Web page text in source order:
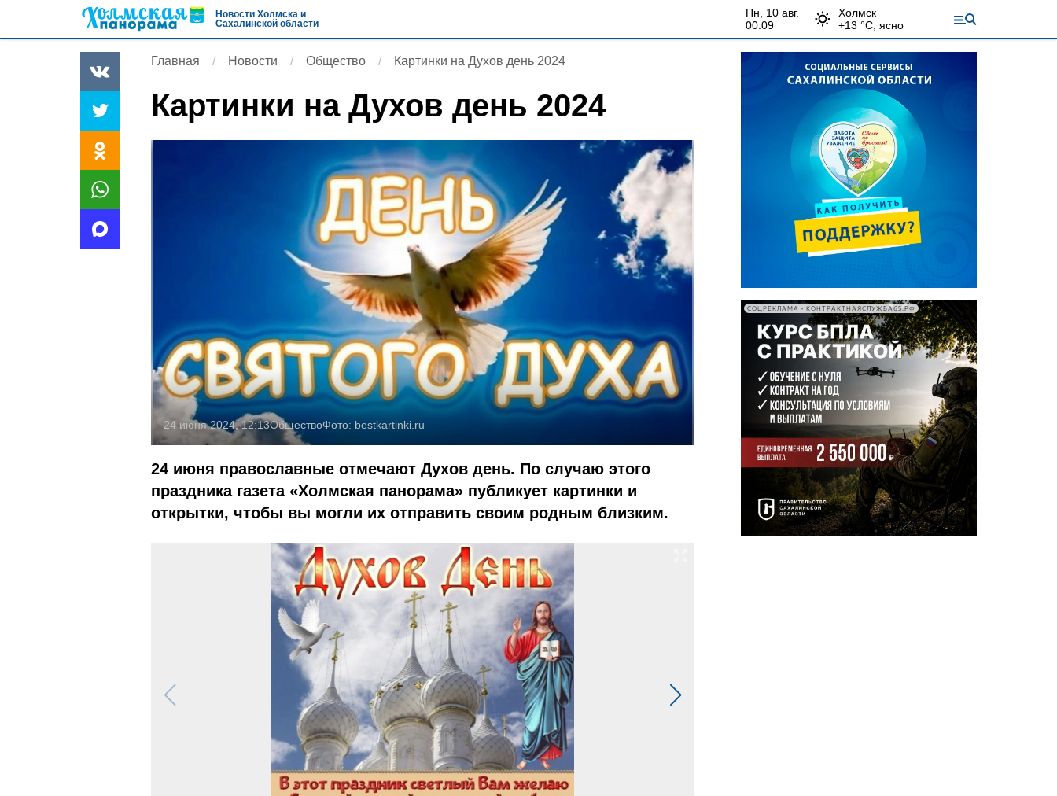
Новости Холмска и
Сахалинской области
пн, 10 авг.
00:09
Холмск
+13 °С, ясно
Главная Новости Общество Картинки на Духов день 2024
Картинки на Духов день 2024
24 июня 2024, 12:13ОбществоФото: bestkartinki.ru
24 июня православные отмечают Духов день. По случаю этого
праздника газета «Холмская панорама» публикует картинки и
открытки, чтобы вы могли их отправить своим родным близким.
СОЦРЕКЛАМА • КОНТРАКТНАЯСЛУЖБА65.РФ